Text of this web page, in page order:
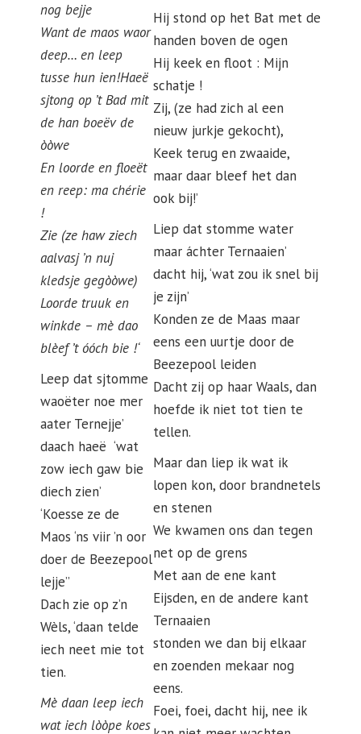
nog bejje
Want de maos waor
deep… en leep
tusse hun ien!Haeë
sjtong op ’t Bad mit
de han boeëv de
òòwe
En loorde en floeët
en reep: ma chérie
!
Zie (ze haw ziech
aalvasj ’n nuj
kledsje gegòòwe)
Loorde truuk en
winkde – mè dao
blèef ’t óóch bie !‘
Leep dat sjtomme
waoëter noe mer
aater Ternejje’
daach haeë ‘wat
zow iech gaw bie
diech zien’
‘Koesse ze de
Maos ‘ns viir ’n oor
doer de Beezepool
lejje”
Dach zie op z’n
Wèls, ‘daan telde
iech neet mie tot
tien.
Mè daan leep iech
wat iech lòòpe koes
Hij stond op het Bat met de
handen boven de ogen
Hij keek en floot : Mijn
schatje !
Zij, (ze had zich al een
nieuw jurkje gekocht),
Keek terug en zwaaide,
maar daar bleef het dan
ook bij!’
Liep dat stomme water
maar áchter Ternaaien’
dacht hij, ‘wat zou ik snel bij
je zijn’
Konden ze de Maas maar
eens een uurtje door de
Beezepool leiden
Dacht zij op haar Waals, dan
hoefde ik niet tot tien te
tellen.
Maar dan liep ik wat ik
lopen kon, door brandnetels
en stenen
We kwamen ons dan tegen
net op de grens
Met aan de ene kant
Eijsden, en de andere kant
Ternaaien
stonden we dan bij elkaar
en zoenden mekaar nog
eens.
Foei, foei, dacht hij, nee ik